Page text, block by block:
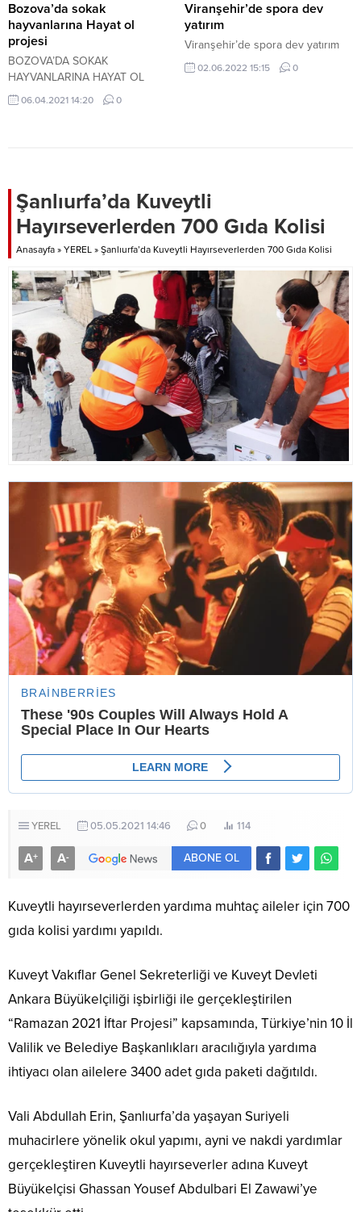
Bozova’da sokak
hayvanlarına Hayat ol
projesi
BOZOVA’DA SOKAK
HAYVANLARINA HAYAT OL
PROJESİ
06.04.2021 14:20 0
Viranşehir’de spora dev
yatırım
Viranşehir’de spora dev yatırım
02.06.2022 15:15 0
Şanlıurfa’da Kuveytli
Hayırseverlerden 700 Gıda Kolisi
Anasayfa » YEREL » Şanlıurfa’da Kuveytli Hayırseverlerden 700 Gıda Kolisi
YEREL 05.05.2021 14:46 0 114
A+ A- ABONE OL
Kuveytli hayırseverlerden yardıma muhtaç aileler için 700
gıda kolisi yardımı yapıldı.
Kuveyt Vakıflar Genel Sekreterliği ve Kuveyt Devleti
Ankara Büyükelçiliği işbirliği ile gerçekleştirilen
“Ramazan 2021 İftar Projesi” kapsamında, Türkiye’nin 10 İl
Valilik ve Belediye Başkanlıkları aracılığıyla yardıma
ihtiyacı olan ailelere 3400 adet gıda paketi dağıtıldı.
Vali Abdullah Erin, Şanlıurfa’da yaşayan Suriyeli
muhacirlere yönelik okul yapımı, ayni ve nakdi yardımlar
gerçekleştiren Kuveytli hayırseverler adına Kuveyt
Büyükelçisi Ghassan Yousef Abdulbari El Zawawi’ye